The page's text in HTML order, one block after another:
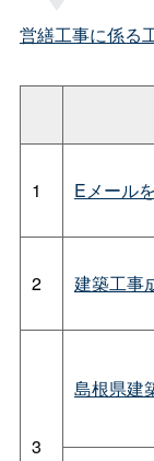
営繕工事に係る
1 Eメール
2 建築工事
3
島根県建